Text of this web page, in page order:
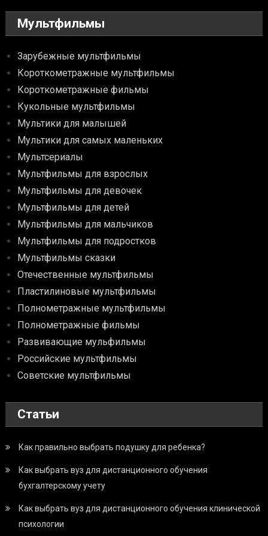
Мультфильмы
Зарубежные мультфильмы
Короткометражные мультфильмы
Короткометражные фильмы
Кукольные мультфильмы
Мультики для малышей
Мультики для самых маленьких
Мультсериалы
Мультфильмы для взрослых
Мультфильмы для девочек
Мультфильмы для детей
Мультфильмы для мальчиков
Мультфильмы для подростков
Мультфильмы сказки
Отечественные мультфильмы
Пластилиновые мультфильмы
Полнометражные мультфильмы
Полнометражные фильмы
Развивающие мульфильмы
Российские мультфильмы
Советские мультфильмы
Статьи
Как правильно выбрать подушку для ребенка?
Как выбрать вуз для дистанционного обучения
бухгалтерскому учету
Как выбрать вуз для дистанционного обучения клинической
психологии